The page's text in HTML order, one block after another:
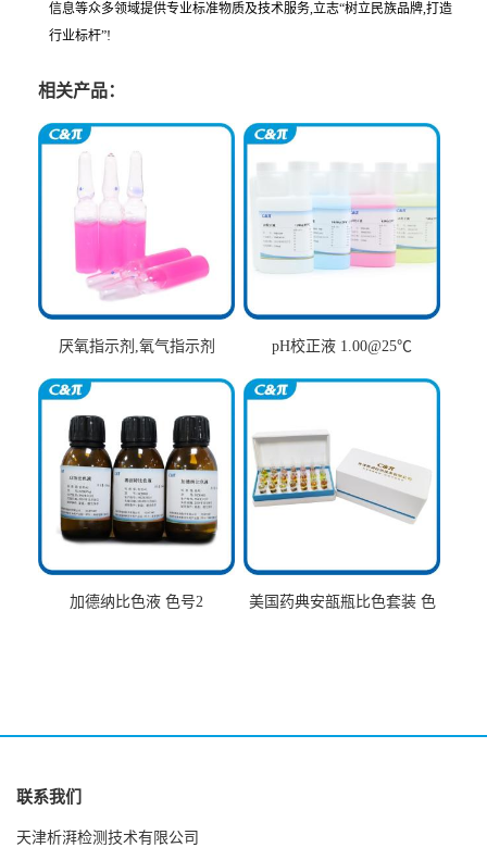
信息等众多领域提供专业标准物质及技术服务,立志“树立民族品牌,打造
行业标杆”!
相关产品：
厌氧指示剂,氧气指示剂 pH校正液 1.00@25℃
加德纳比色液 色号2
美国药典安瓿瓶比色套装 色
联系我们
天津析湃检测技术有限公司